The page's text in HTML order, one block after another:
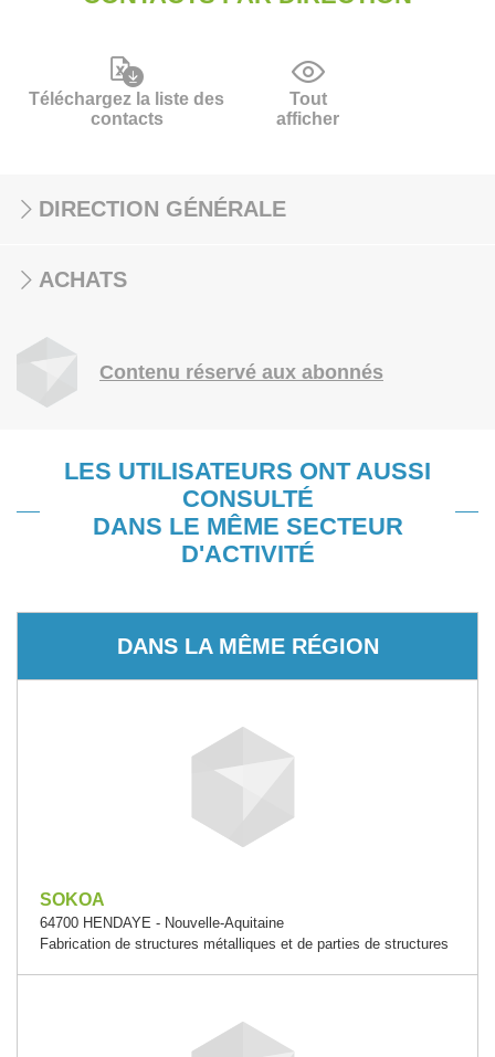
Téléchargez la liste des
contacts
Tout
afficher
DIRECTION GÉNÉRALE
ACHATS
Contenu réservé aux abonnés
LES UTILISATEURS ONT AUSSI
CONSULTÉ
DANS LE MÊME SECTEUR
D'ACTIVITÉ
DANS LA MÊME RÉGION
SOKOA
64700 HENDAYE - Nouvelle-Aquitaine
Fabrication de structures métalliques et de parties de structures